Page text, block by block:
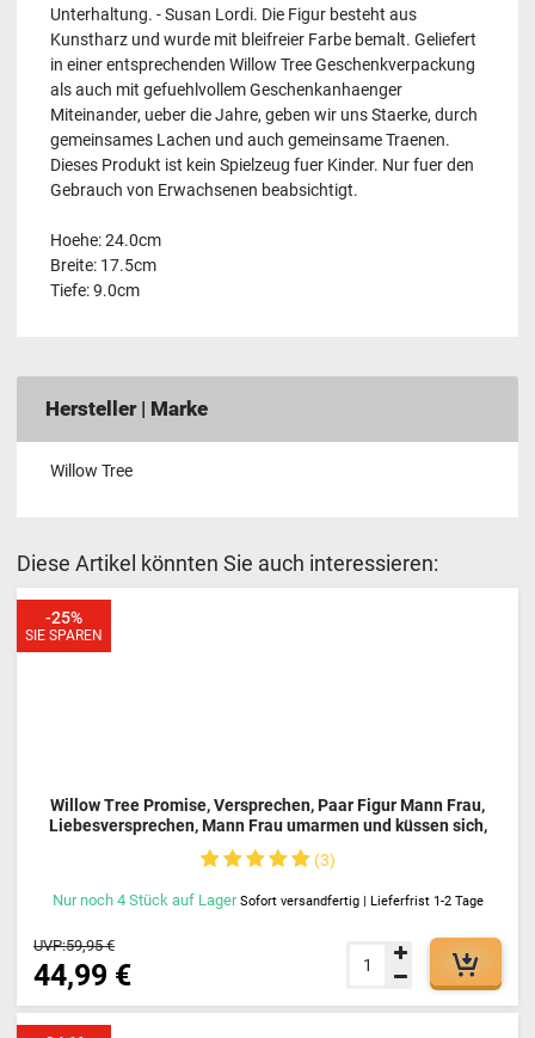
Unterhaltung. - Susan Lordi. Die Figur besteht aus
Kunstharz und wurde mit bleifreier Farbe bemalt. Geliefert
in einer entsprechenden Willow Tree Geschenkverpackung
als auch mit gefuehlvollem Geschenkanhaenger
Miteinander, ueber die Jahre, geben wir uns Staerke, durch
gemeinsames Lachen und auch gemeinsame Traenen.
Dieses Produkt ist kein Spielzeug fuer Kinder. Nur fuer den
Gebrauch von Erwachsenen beabsichtigt.
Hoehe: 24.0cm
Breite: 17.5cm
Tiefe: 9.0cm
Hersteller | Marke
Willow Tree
Diese Artikel könnten Sie auch interessieren:
Willow Tree Promise, Versprechen, Paar Figur Mann Frau,
Liebesversprechen, Mann Frau umarmen und küssen sich,
Bewahre Das Versprechen Der Liebe
3
Nur noch 4 Stück auf Lager Sofort versandfertig | Lieferfrist 1-2 Tage
44,99 €
UVP:59,95 €
SIE SPAREN
-25%